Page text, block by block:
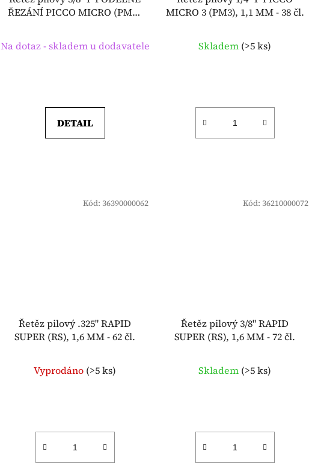
ů
ŘEZÁNÍ PICCO MICRO (PMX)
Na dotaz - skladem u dodavatele
DETAIL
MICRO 3 (PM3), 1,1 MM - 38 čl.
Skladem (>5 ks)
Řetěz pilový .325" RAPID
SUPER (RS), 1,6 MM - 62 čl.
Vyprodáno (>5 ks)
Kód: 36390000062
Řetěz pilový 3/8" RAPID
SUPER (RS), 1,6 MM - 72 čl.
Skladem (>5 ks)
Kód: 36210000072